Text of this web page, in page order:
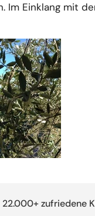
Im Einklang
22.000+ zufriedene